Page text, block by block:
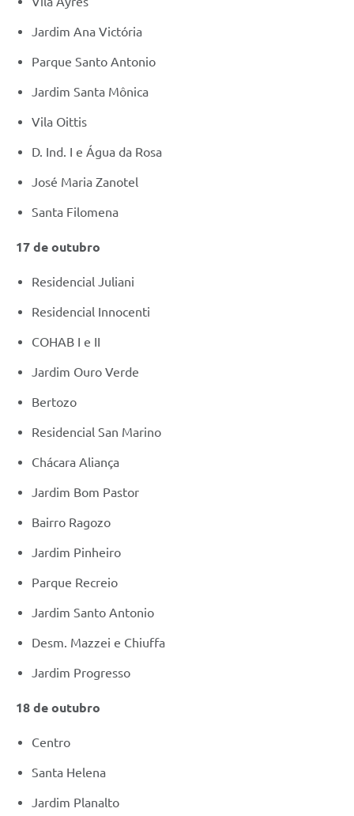
Jardim Ana Victória
Parque Santo Antonio
Jardim Santa Mônica
Vila Oittis
D. Ind. I e Água da Rosa
José Maria Zanotel
Santa Filomena
17 de outubro
Residencial Juliani
Residencial Innocenti
COHAB I e II
Jardim Ouro Verde
Bertozo
Residencial San Marino
Chácara Aliança
Jardim Bom Pastor
Bairro Ragozo
Jardim Pinheiro
Parque Recreio
Jardim Santo Antonio
Desm. Mazzei e Chiuffa
Jardim Progresso
18 de outubro
Centro
Santa Helena
Jardim Planalto